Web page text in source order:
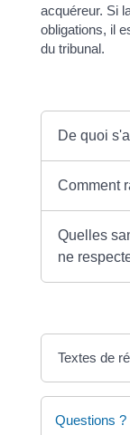
acquéreur. Si
obligations, il
du tribunal.
De quoi
Comment
Quelles
ne
Textes de
Questions ?